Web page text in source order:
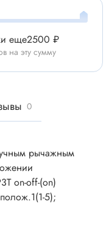
еще2500 ₽
на эту сумму
0
рычажным
on-off-(on)
5);